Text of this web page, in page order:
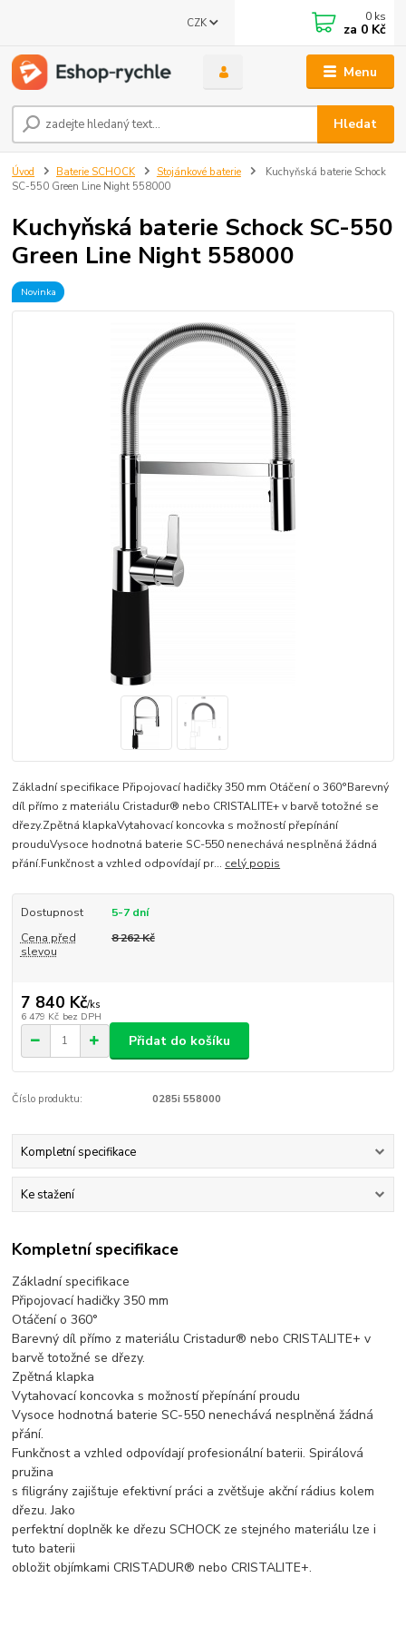
Menu
CZK
Hledat
0 ks
za 0 Kč
Úvod Baterie SCHOCK Stojánkové baterie
Kuchyňská baterie Schock
SC-550 Green Line Night 558000
Kuchyňská baterie Schock SC-550
Green Line Night 558000
Novinka
Základní specifikace Připojovací hadičky 350 mm Otáčení o 360°Barevný
díl přímo z materiálu Cristadur® nebo CRISTALITE+ v barvě totožné se
dřezy.Zpětná klapkaVytahovací koncovka s možností přepínání
prouduVysoce hodnotná baterie SC-550 nenechává nesplněná žádná
přání.Funkčnost a vzhled odpovídají pr... celý popis
Dostupnost
5-7 dní
Cena před
slevou
8 262 Kč
7 840 Kč/ks
6 479 Kč bez DPH
Přidat do košíku
Číslo produktu: 0285i 558000
Kompletní specifikace
Ke stažení
Kompletní specifikace
Základní specifikace
Připojovací hadičky 350 mm
Otáčení o 360°
Barevný díl přímo z materiálu Cristadur® nebo CRISTALITE+ v
barvě totožné se dřezy.
Zpětná klapka
Vytahovací koncovka s možností přepínání proudu
Vysoce hodnotná baterie SC-550 nenechává nesplněná žádná
přání.
Funkčnost a vzhled odpovídají profesionální baterii. Spirálová
pružina
s filigrány zajištuje efektivní práci a zvětšuje akční rádius kolem
dřezu. Jako
perfektní doplněk ke dřezu SCHOCK ze stejného materiálu lze i
tuto baterii
obložit objímkami CRISTADUR® nebo CRISTALITE+.